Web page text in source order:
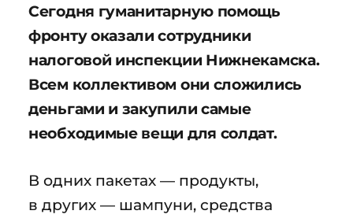
Сегодня гуманитарную помощь
фронту оказали сотрудники
налоговой инспекции Нижнекамска.
Всем коллективом они сложились
деньгами и закупили самые
необходимые вещи для солдат.
В одних пакетах — продукты,
в других — шампуни, средства